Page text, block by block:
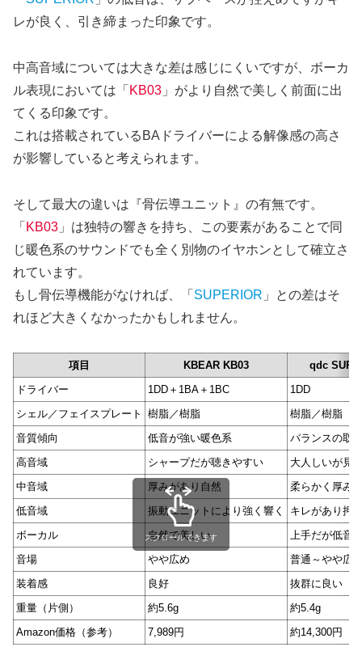
レが良く、引き締まった印象です。
中高音域については大きな差は感じにくいですが、ボーカ
ル表現においては「 KB03 」がより自然で美しく前面に出
てくる印象です。
これは搭載されているBAドライバーによる解像感の高さ
が影響していると考えられます。
そして最大の違いは『骨伝導ユニット』の有無です。
「 KB03 」は独特の響きを持ち、この要素があることで同
じ暖色系のサウンドでも全く別物のイヤホンとして確立さ
れています。
もし骨伝導機能がなければ、「 SUPERIOR 」との差はそ
れほど大きくなかったかもしれません。
項目 KBEAR KB03
qdc
ドライバー
1DD＋1BA＋1BC
1DD
シェル／フェイスプレート
樹脂／樹脂
樹脂／樹脂
音質傾向
低音が強い暖色系
バランスの取
高音域
シャープだが聴きやすい
大人しいが見
中音域
厚みがあり自然
柔らかく厚み
低音域
振動ユニットにより強く響く
キレがあり押
ボーカル
自然で美しい
上手だが低音
音場
やや広め
普通～やや広
装着感
良好
抜群に良い
重量（片側）
約5.6g
約5.4g
Amazon価格（参考）
7,989円 約14,300円
スクロールできます